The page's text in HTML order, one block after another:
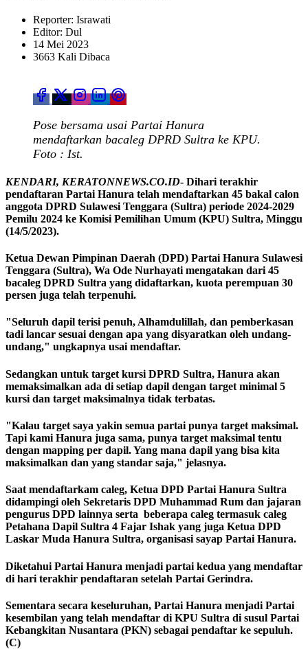
Reporter: Israwati
Editor: Dul
14 Mei 2023
3663 Kali Dibaca
Pose bersama usai Partai Hanura
mendaftarkan bacaleg DPRD Sultra ke KPU.
Foto : Ist.
KENDARI, KERATONNEWS.CO.ID- Dihari terakhir
pendaftaran Partai Hanura telah mendaftarkan 45 bakal calon
anggota DPRD Sulawesi Tenggara (Sultra) periode 2024-2029
Pemilu 2024 ke Komisi Pemilihan Umum (KPU) Sultra, Minggu
(14/5/2023).
Ketua Dewan Pimpinan Daerah (DPD) Partai Hanura Sulawesi
Tenggara (Sultra), Wa Ode Nurhayati mengatakan dari 45
bacaleg DPRD Sultra yang didaftarkan, kuota perempuan 30
persen juga telah terpenuhi.
"Seluruh dapil terisi penuh, Alhamdulillah, dan pemberkasan
tadi lancar sesuai dengan apa yang disyaratkan oleh undang-
undang," ungkapnya usai mendaftar.
Sedangkan untuk target kursi DPRD Sultra, Hanura akan
memaksimalkan ada di setiap dapil dengan target minimal 5
kursi dan target maksimalnya tidak terbatas.
"Kalau target saya yakin semua partai punya target maksimal.
Tapi kami Hanura juga sama, punya target maksimal tentu
dengan mapping per dapil. Yang mana dapil yang bisa kita
maksimalkan dan yang standar saja," jelasnya.
Saat mendaftarkam caleg, Ketua DPD Partai Hanura Sultra
didampingi oleh Sekretaris DPD Muhammad Rum dan jajaran
pengurus DPD lainnya serta beberapa caleg termasuk caleg
Petahana Dapil Sultra 4 Fajar Ishak yang juga Ketua DPD
Laskar Muda Hanura Sultra, organisasi sayap Partai Hanura.
Diketahui Partai Hanura menjadi partai kedua yang mendaftar
di hari terakhir pendaftaran setelah Partai Gerindra.
Sementara secara keseluruhan, Partai Hanura menjadi Partai
kesembilan yang telah mendaftar di KPU Sultra di susul Partai
Kebangkitan Nusantara (PKN) sebagai pendaftar ke sepuluh.
(C)